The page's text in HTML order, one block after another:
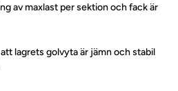
av maxlast per sektion och fack är
lagrets golvyta är jämn och stabil